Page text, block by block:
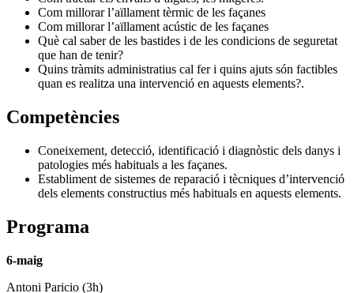
Com millorar l’aïllament tèrmic de les façanes
Com millorar l’aïllament acústic de les façanes
Què cal saber de les bastides i de les condicions de seguretat
que han de tenir?
Quins tràmits administratius cal fer i quins ajuts són factibles
quan es realitza una intervenció en aquests elements?.
Competències
Coneixement, detecció, identificació i diagnòstic dels danys i
patologies més habituals a les façanes.
Establiment de sistemes de reparació i tècniques d’intervenció
dels elements constructius més habituals en aquests elements.
Programa
6-maig
Antoni Paricio (3h)